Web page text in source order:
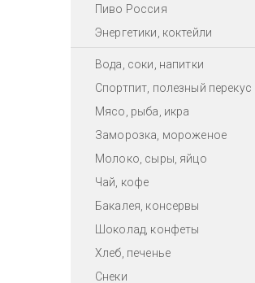
Пиво Россия
Энергетики, коктейли
Вода, соки, напитки
Спортпит, полезный перекус
Мясо, рыба, икра
Заморозка, мороженое
Молоко, сыры, яйцо
Чай, кофе
Бакалея, консервы
Шоколад, конфеты
Хлеб, печенье
Снеки